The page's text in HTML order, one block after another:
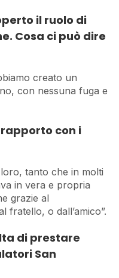
il ruolo di
Cosa ci può dire
creato un
con nessuna fuga e
con i
tanto che in molti
in vera e propria
grazie al
fratello, o dall’amico”.
di prestare
San